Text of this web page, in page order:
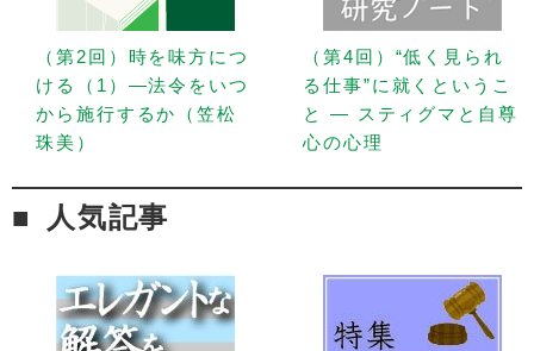
（第2回）時を味方につ
ける（1）—法令をいつ
から施行するか（笠松
珠美）
（第4回）“低く見られ
る仕事”に就くというこ
と — スティグマと自尊
心の心理
人気記事